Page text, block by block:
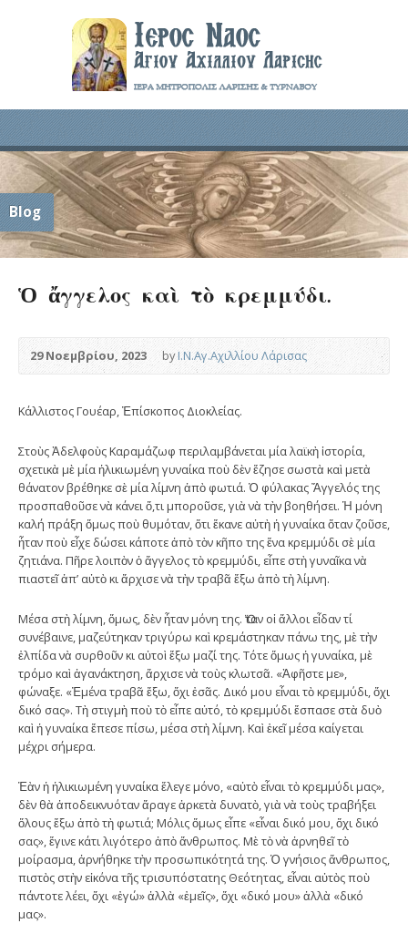
Blog
Ὁ ἄγγελος καὶ τὸ κρεμμύδι.
29 Νοεμβρίου, 2023 byΙ.Ν.Αγ.Αχιλλίου Λάρισας
Κάλλιστος Γουέαρ, Ἐπίσκοπος Διοκλείας.
Στοὺς Ἀδελφοὺς Καραμάζωφ περιλαμβάνεται μία λαϊκὴ ἱστορία,
σχετικὰ μὲ μία ἡλικιωμένη γυναίκα ποὺ δὲν ἔζησε σωστὰ καὶ μετὰ
θάνατον βρέθηκε σὲ μία λίμνη ἀπὸ φωτιά. Ὁ φύλακας Ἄγγελός της
προσπαθοῦσε νὰ κάνει ὅ,τι μποροῦσε, γιὰ νὰ τὴν βοηθήσει. Ἡ μόνη
καλή πράξη ὅμως ποὺ θυμόταν, ὅτι ἔκανε αὐτὴ ἡ γυναίκα ὅταν ζοῦσε,
ἦταν ποὺ εἶχε δώσει κάποτε ἀπὸ τὸν κῆπο της ἕνα κρεμμύδι σὲ μία
ζητιάνα. Πῆρε λοιπὸν ὁ ἄγγελος τὸ κρεμμύδι, εἶπε στὴ γυναῖκα νὰ
πιαστεῖ ἀπ’ αὐτὸ κι ἄρχισε νὰ τὴν τραβᾶ ἔξω ἀπὸ τὴ λίμνη.
Μέσα στὴ λίμνη, ὅμως, δὲν ἦταν μόνη της. Ὅταν οἱ ἄλλοι εἶδαν τί
συνέβαινε, μαζεύτηκαν τριγύρω καὶ κρεμάστηκαν πάνω της, μὲ τὴν
ἐλπίδα νὰ συρθοῦν κι αὐτοὶ ἔξω μαζί της. Τότε ὅμως ἡ γυναίκα, μὲ
τρόμο καὶ ἀγανάκτηση, ἄρχισε νὰ τοὺς κλωτσᾶ. «Ἀφῆστε με»,
φώναξε. «Ἐμένα τραβᾶ ἔξω, ὄχι ἐσᾶς. Δικό μου εἶναι τὸ κρεμμύδι, ὄχι
δικό σας». Τὴ στιγμὴ ποὺ τὸ εἶπε αὐτό, τὸ κρεμμύδι ἔσπασε στὰ δυὸ
καὶ ἡ γυναίκα ἔπεσε πίσω, μέσα στὴ λίμνη. Καὶ ἐκεῖ μέσα καίγεται
μέχρι σήμερα.
Ἐὰν ἡ ἡλικιωμένη γυναίκα ἔλεγε μόνο, «αὐτὸ εἶναι τὸ κρεμμύδι μας»,
δὲν θὰ ἀποδεικνυόταν ἄραγε ἀρκετὰ δυνατὸ, γιὰ νὰ τοὺς τραβήξει
ὅλους ἔξω ἀπὸ τὴ φωτιά; Μόλις ὅμως εἶπε «εἶναι δικό μου, ὄχι δικό
σας», ἔγινε κάτι λιγότερο ἀπὸ ἄνθρωπος. Μὲ τὸ νὰ ἀρνηθεῖ τὸ
μοίρασμα, ἀρνήθηκε τὴν προσωπικότητά της. Ὁ γνήσιος ἄνθρωπος,
πιστὸς στὴν εἰκόνα τῆς τρισυπόστατης Θεότητας, εἶναι αὐτὸς ποὺ
πάντοτε λέει, ὄχι «ἐγώ» ἀλλὰ «ἐμεῖς», ὄχι «δικό μου» ἀλλὰ «δικό
μας».